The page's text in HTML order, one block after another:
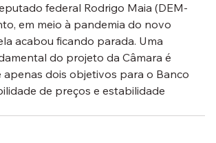
federal Rodrigo Maia (DEM-
em meio à pandemia do novo
acabou ficando parada. Uma
do projeto da Câmara é
apenas dois objetivos para o Banco
de preços e estabilidade